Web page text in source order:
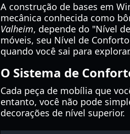
A construção de bases em
mecânica conhecida como
Valheim, depende do "Nível
móveis, seu Nível de
quando você sai para
O Sistema de
Cada peça de mobília que
entanto, você não pode
decorações de nível superior.